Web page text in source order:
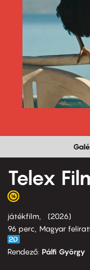
Telex
játékfilm
2026
96 perc,
Magyar
Rendező Pálfi György